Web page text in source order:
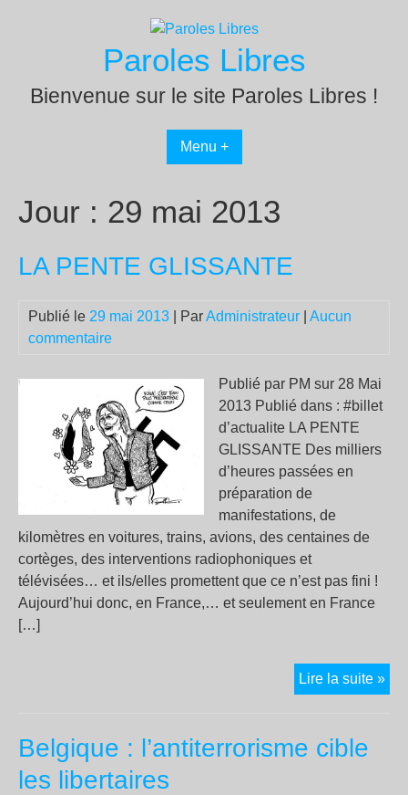
Paroles Libres
Bienvenue sur le site Paroles Libres !
Menu +
Jour : 29 mai 2013
LA PENTE GLISSANTE
Publié le 29 mai 2013 | ParAdministrateur
Aucun
commentaire
Publié par PM sur 28 Mai
2013 Publié dans : #billet
d’actualite LA PENTE
GLISSANTE Des milliers
d’heures passées en
préparation de
manifestations, de
kilomètres en voitures, trains, avions, des centaines de
cortèges, des interventions radiophoniques et
télévisées… et ils/elles promettent que ce n’est pas fini !
Aujourd’hui donc, en France,… et seulement en France
[…]
Lire la suite »LA
Belgique : l’antiterrorisme cible
les libertaires